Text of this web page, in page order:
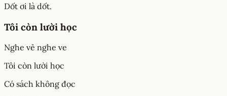
Dốt ơi là dốt.
Tôi còn lười học
Nghe vẻ nghe ve
Tôi còn lười học
Có sách không đọc